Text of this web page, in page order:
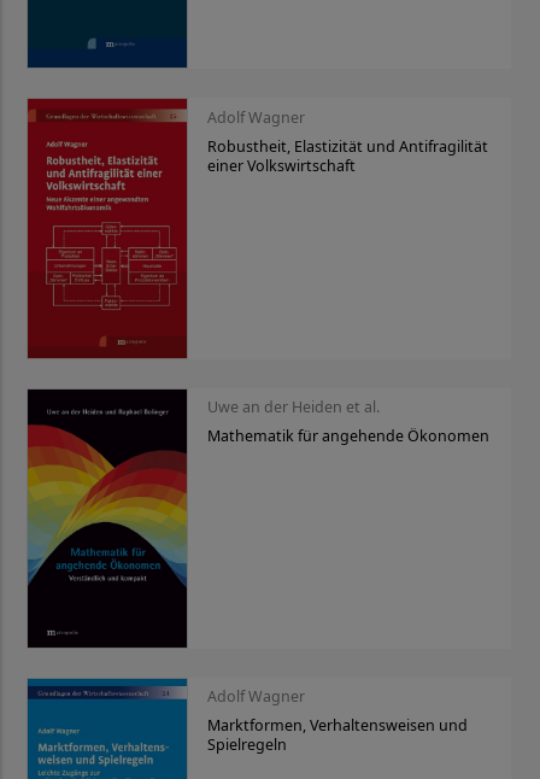
Adolf Wagner
Robustheit, Elastizität und Antifragilität
einer Volkswirtschaft
Uwe an der Heiden et al.
Mathematik für angehende Ökonomen
Adolf Wagner
Marktformen, Verhaltensweisen und
Spielregeln